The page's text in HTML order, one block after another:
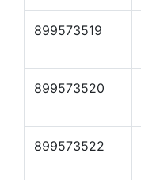
899573519
899573520
899573522